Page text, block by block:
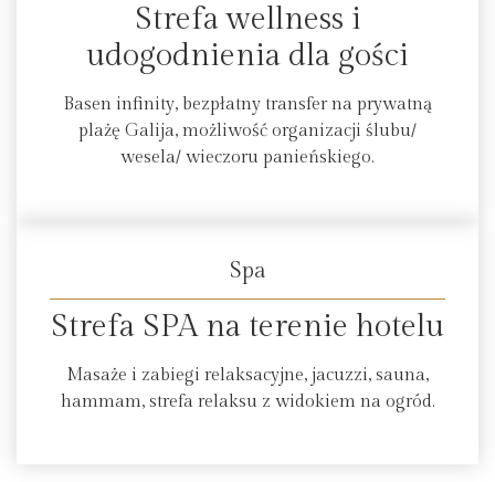
Strefa wellness i
udogodnienia dla gości
Basen infinity, bezpłatny transfer na prywatną
plażę Galija, możliwość organizacji ślubu/
wesela/ wieczoru panieńskiego.
Spa
Strefa SPA na terenie hotelu
Masaże i zabiegi relaksacyjne, jacuzzi, sauna,
hammam, strefa relaksu z widokiem na ogród.